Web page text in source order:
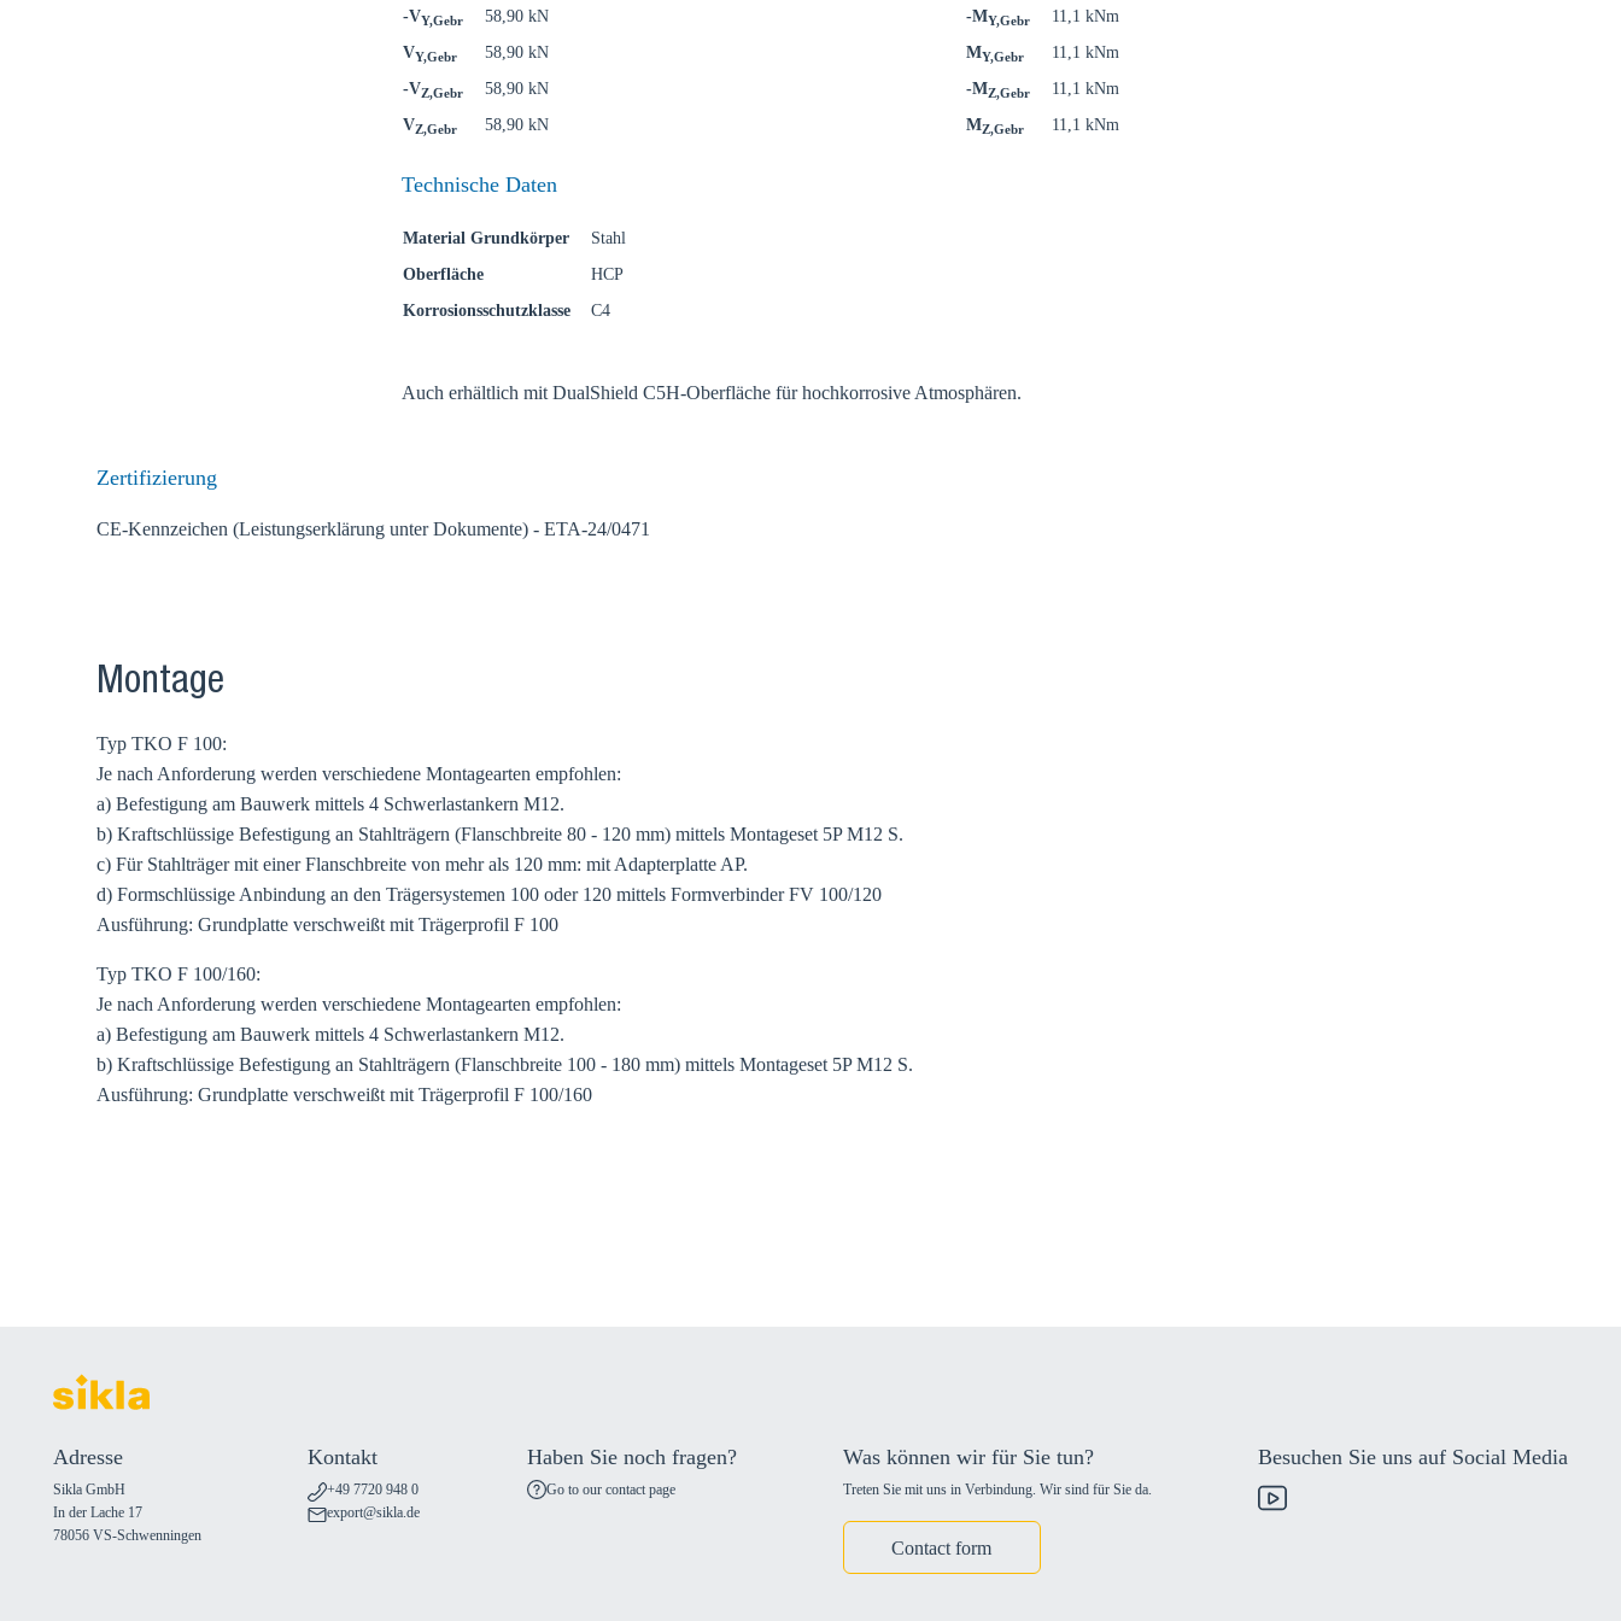
-VY,Gebr
58,90 kN
VY,Gebr
58,90 kN
-VZ,Gebr
58,90 kN
VZ,Gebr 58,90 kN
-MY,Gebr
11,1 kNm
MY,Gebr
11,1 kNm
-MZ,Gebr
11,1 kNm
MZ,Gebr 11,1 kNm
Technische Daten
Material Grundkörper
Stahl
Oberfläche
HCP
Korrosionsschutzklasse
C4
Auch erhältlich mit DualShield C5H-Oberfläche für hochkorrosive Atmosphären.
Zertifizierung
CE-Kennzeichen (Leistungserklärung unter Dokumente) - ETA-24/0471
Montage
Typ TKO F 100:
Je nach Anforderung werden verschiedene Montagearten empfohlen:
a) Befestigung am Bauwerk mittels 4 Schwerlastankern M12.
b) Kraftschlüssige Befestigung an Stahlträgern (Flanschbreite 80 - 120 mm) mittels Montageset 5P M12 S.
c) Für Stahlträger mit einer Flanschbreite von mehr als 120 mm: mit Adapterplatte AP.
d) Formschlüssige Anbindung an den Trägersystemen 100 oder 120 mittels Formverbinder FV 100/120
Ausführung: Grundplatte verschweißt mit Trägerprofil F 100
Typ TKO F 100/160:
Je nach Anforderung werden verschiedene Montagearten empfohlen:
a) Befestigung am Bauwerk mittels 4 Schwerlastankern M12.
b) Kraftschlüssige Befestigung an Stahlträgern (Flanschbreite 100 - 180 mm) mittels Montageset 5P M12 S.
Ausführung: Grundplatte verschweißt mit Trägerprofil F 100/160
Adresse
Sikla GmbH
In der Lache 17
78056 VS-Schwenningen
Kontakt
+49 7720 948 0
export@sikla.de
Haben Sie noch fragen?
Go to our contact page
Was können wir für Sie tun?
Treten Sie mit uns in Verbindung. Wir sind für Sie da.
Contact form
Besuchen Sie uns auf Social Media
Verkaufsregion:
Land